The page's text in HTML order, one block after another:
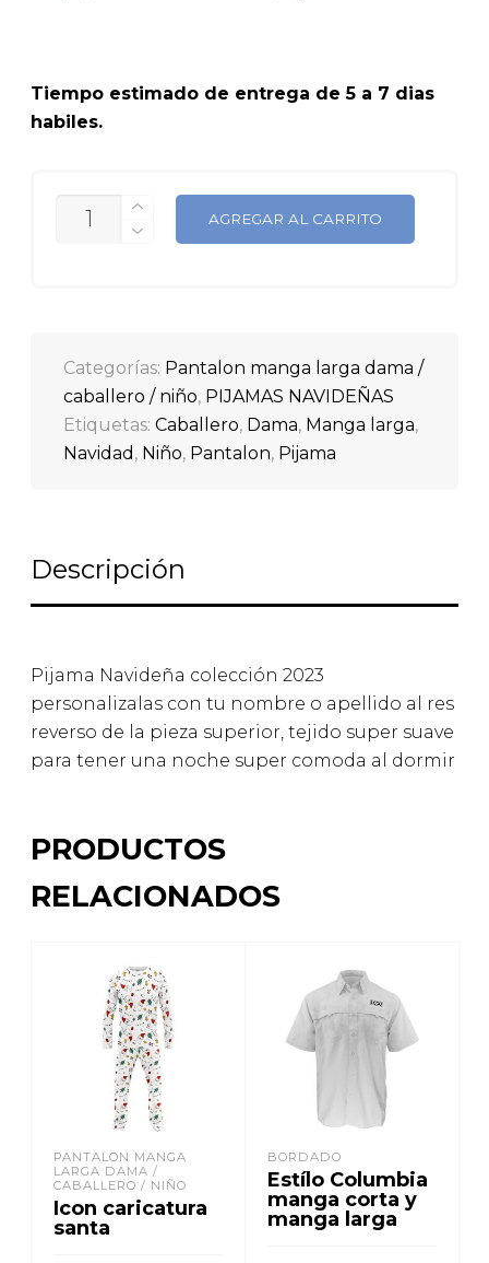
Tiempo estimado de entrega de 5 a 7 dias
habiles.
CANTIDAD
AGREGAR AL CARRITO
Categorías: Pantalon manga larga dama /
caballero / niño, PIJAMAS NAVIDEÑAS
Etiquetas:Caballero, Dama, Manga larga,
Navidad , Niño, Pantalon, Pijama
Descripción
Pijama Navideña colección 2023
personalizalas con tu nombre o apellido al res
reverso de la pieza superior, tejido super suave
para tener una noche super comoda al dormir
PRODUCTOS
RELACIONADOS
PANTALON MANGA
LARGA DAMA /
CABALLERO / NIÑO
Icon caricatura
santa
BORDADO
Estílo Columbia
manga corta y
manga larga